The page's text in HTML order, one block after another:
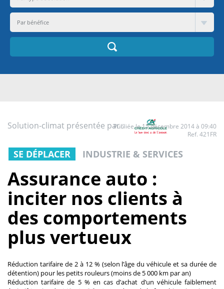
Solution-climat présentée par :Publiée le 15 décembre 2014 à 09:40
Ref. 421FR
SE DÉPLACER INDUSTRIE & SERVICES
Assurance auto :
inciter nos clients à
des comportements
plus vertueux
Réduction tarifaire de 2 à 12 % (selon l’âge du véhicule et sa durée de
détention) pour les petits rouleurs (moins de 5 000 km par an)
Réduction tarifaire de 5 % en cas d’achat d’un véhicule faiblement